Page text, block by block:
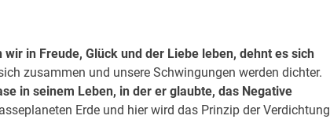
in Freude, Glück und der Liebe leben, dehnt es sich
zusammen und unsere Schwingungen werden dichter.
in seinem Leben, in der er glaubte, das Negative
Erde und hier wird das Prinzip der Verdichtung